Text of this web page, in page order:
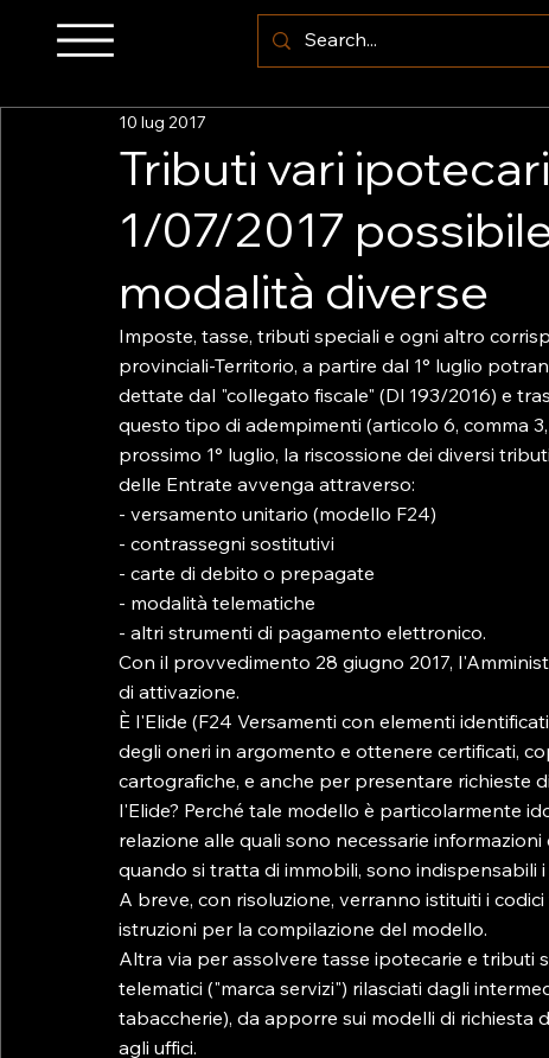
Tributi vari
1/07/2017
modalità diverse
10 lug 2017
Imposte, tasse, tributi speciali e ogni altro
provinciali-Territorio, a partire dal 1° luglio
dettate dal "collegato fiscale" (Dl 193/2016) e
questo tipo di adempimenti (articolo 6, comma
prossimo 1° luglio, la riscossione dei diversi
delle Entrate avvenga attraverso:
- versamento unitario (modello F24)
- contrassegni sostitutivi
- carte di debito o prepagate
- modalità telematiche
- altri strumenti di pagamento elettronico.
Con il provvedimento 28 giugno 2017,
di attivazione.
È l'Elide (F24 Versamenti con elementi
degli oneri in argomento e ottenere certificati,
cartografiche, e anche per presentare richieste
l'Elide? Perché tale modello è particolarmente
relazione alle quali sono necessarie
quando si tratta di immobili, sono indispensabili
A breve, con risoluzione, verranno istituiti i
istruzioni per la compilazione del modello.
Altra via per assolvere tasse ipotecarie e tributi
telematici ("marca servizi") rilasciati dagli
tabaccherie), da apporre sui modelli di richiesta
agli uffici.